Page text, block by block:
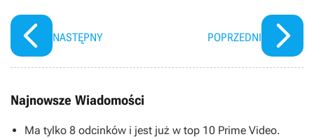
NASTĘPNY POPRZEDNI
Najnowsze Wiadomości
Ma tylko 8 odcinków i jest już w top 10 Prime Video.